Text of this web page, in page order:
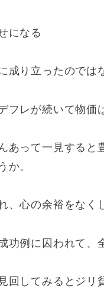
になる
成り立ったのでは
フレが続いて物価
あって一見する
か。
、心の余裕をなく
功例に囚われて、
回してみるとジリ